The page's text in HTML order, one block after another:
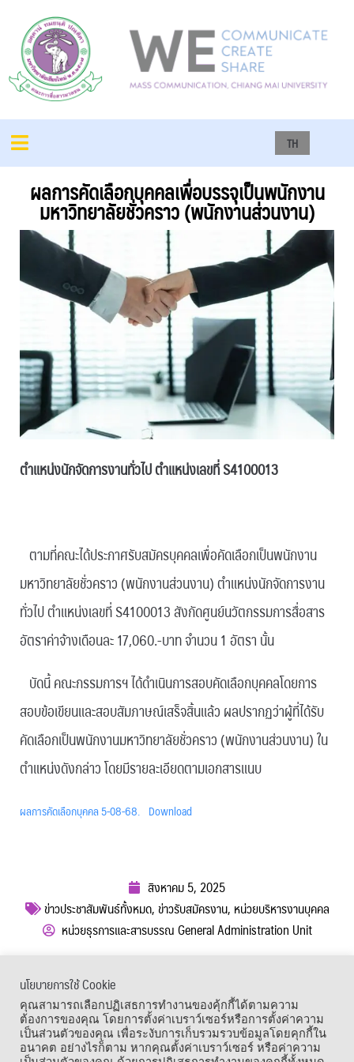
TH
ผลการคัดเลือกบุคคลเพื่อบรรจุเป็นพนักงาน
มหาวิทยาลัยชั่วคราว (พนักงานส่วนงาน)
ตำแหน่งนักจัดการงานทั่วไป ตำแหน่งเลขที่S4100013
ตามที่คณะได้ประกาศรับสมัครบุคคลเพื่อคัดเลือกเป็นพนักงาน
มหาวิทยาลัยชั่วคราว (พนักงานส่วนงาน) ตำแหน่งนักจัดการงาน
ทั่วไป ตำแหน่งเลขที่ S4100013 สังกัดศูนย์นวัตกรรมการสื่อสาร
อัตราค่าจ้างเดือนละ 17,060.-บาท จำนวน 1 อัตรา นั้น
บัดนี้ คณะกรรมการฯ ได้ดำเนินการสอบคัดเลือกบุคคลโดยการ
สอบข้อเขียนและสอบสัมภาษณ์เสร็จสิ้นแล้ว ผลปรากฏว่าผู้ที่ได้รับ
คัดเลือกเป็นพนักงานมหาวิทยาลัยชั่วคราว (พนักงานส่วนงาน) ใน
ตำแหน่งดังกล่าว โดยมีรายละเอียดตามเอกสารแนบ
ผลการคัดเลือกบุคคล 5-08-68. Download
สิงหาคม 5, 2025
ข่าวประชาสัมพันธ์ทั้งหมด,ข่าวรับสมัครงาน, หน่วยบริหารงานบุคคล
หน่วยธุรการและสารบรรณ General Administration Unit
เมนูลัด
นโยบายการใช้ Cookie
คุณสามารถเลือกปฏิเสธการทำงานของคุ้กกี้ได้ตามความ
ต้องการของคุณ โดยการตั้งค่าเบราว์เซอร์หรือการตั้งค่าความ
เป็นส่วนตัวของคุณ เพื่อระงับการเก็บรวมรวบข้อมูลโดยคุกกี้ใน
อนาคต อย่างไรก็ตาม หากคุณตั้งค่าเบราว์เซอร์ หรือค่าความ